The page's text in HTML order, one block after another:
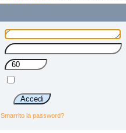
Smarrito la password?